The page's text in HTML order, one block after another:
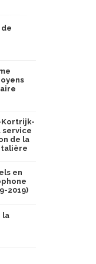
Kortrijk-
service
de la
en
2019)
la